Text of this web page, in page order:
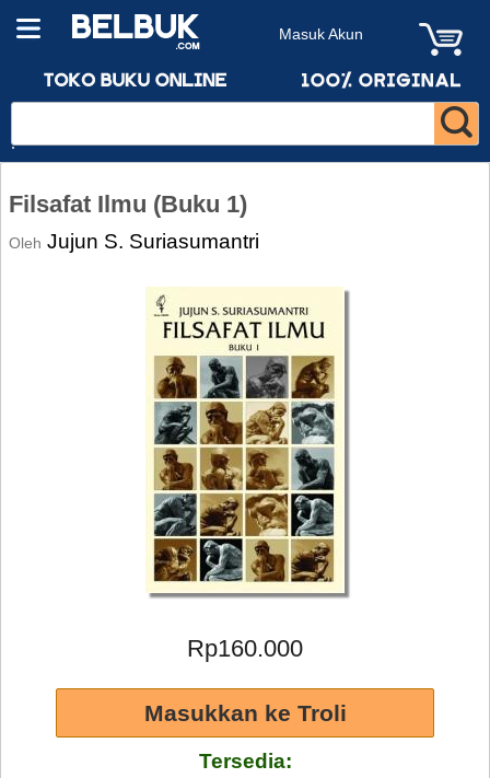
Masuk Akun
Filsafat Ilmu (Buku 1)
Oleh Jujun S. Suriasumantri
Rp160.000
Tersedia: